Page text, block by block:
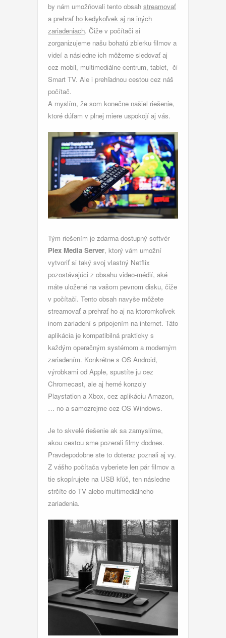
by nám umožňovali tento obsah streamovať
a prehrať ho kedykoľvek aj na iných
zariadeniach. Čiže v počítači si
zorganizujeme našu bohatú zbierku filmov a
videí a následne ich môžeme sledovať aj
cez mobil, multimediálne centrum, tablet, či
Smart TV. Ale i prehľadnou cestou cez náš
počítač.
A myslím, že som konečne našiel riešenie,
ktoré dúfam v plnej miere uspokojí aj vás.
Tým riešením je zdarma dostupný softvér
Plex Media Server, ktorý vám umožní
vytvoriť si taký svoj vlastný Netflix
pozostávajúci z obsahu video-médií, aké
máte uložené na vašom pevnom disku, čiže
v počítači. Tento obsah navyše môžete
streamovať a prehrať ho aj na ktoromkoľvek
inom zariadení s pripojením na internet. Táto
aplikácia je kompatibilná prakticky s
každým operačným systémom a moderným
zariadením. Konkrétne s OS Android,
výrobkami od Apple, spustíte ju cez
Chromecast, ale aj herné konzoly
Playstation a Xbox, cez aplikáciu Amazon,
… no a samozrejme cez OS Windows.
Je to skvelé riešenie ak sa zamyslíme,
akou cestou sme pozerali filmy dodnes.
Pravdepodobne ste to doteraz poznali aj vy.
Z vášho počítača vyberiete len pár filmov a
tie skopírujete na USB kľúč, ten následne
strčíte do TV alebo multimediálneho
zariadenia.